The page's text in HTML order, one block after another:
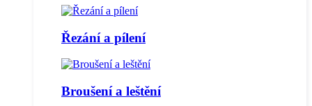
Řezání a pílení
Broušení a leštění